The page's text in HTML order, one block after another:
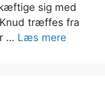
sig med
træffes fra
… Læs mere